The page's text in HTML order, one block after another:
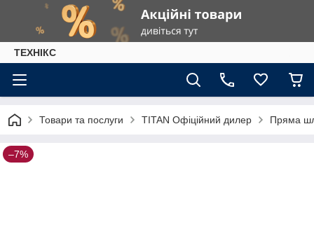
ТЕХНІКС
Товари та послуги TITAN Офіційний дилер Пряма
–7%